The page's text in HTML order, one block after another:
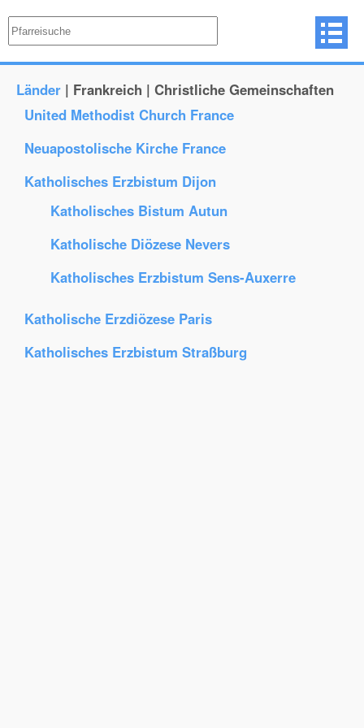
Länder | Frankreich | Christliche Gemeinschaften
United Methodist Church France
Neuapostolische Kirche France
Katholisches Erzbistum Dijon
Katholisches Bistum Autun
Katholische Diözese Nevers
Katholisches Erzbistum Sens-Auxerre
Katholische Erzdiözese Paris
Katholisches Erzbistum Straßburg